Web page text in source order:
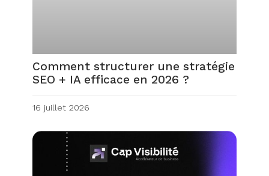
Comment structurer une stratégie
SEO + IA efficace en 2026 ?
16 juillet 2026